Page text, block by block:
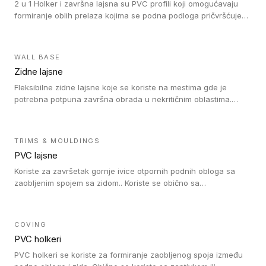
2 u 1 Holker i završna lajsna su PVC profili koji omogućavaju
formiranje oblih prelaza kojima se podna podloga pričvršćuje
WALL BASE
Zidne lajsne
Fleksibilne zidne lajsne koje se koriste na mestima gde je
potrebna potpuna završna obrada u nekritičnim oblastima.
TRIMS & MOULDINGS
PVC lajsne
Koriste za završetak gornje ivice otpornih podnih obloga sa
zaobljenim spojem sa zidom.. Koriste se obično sa
rešenje).
COVING
PVC holkeri
PVC holkeri se koriste za formiranje zaobljenog spoja između